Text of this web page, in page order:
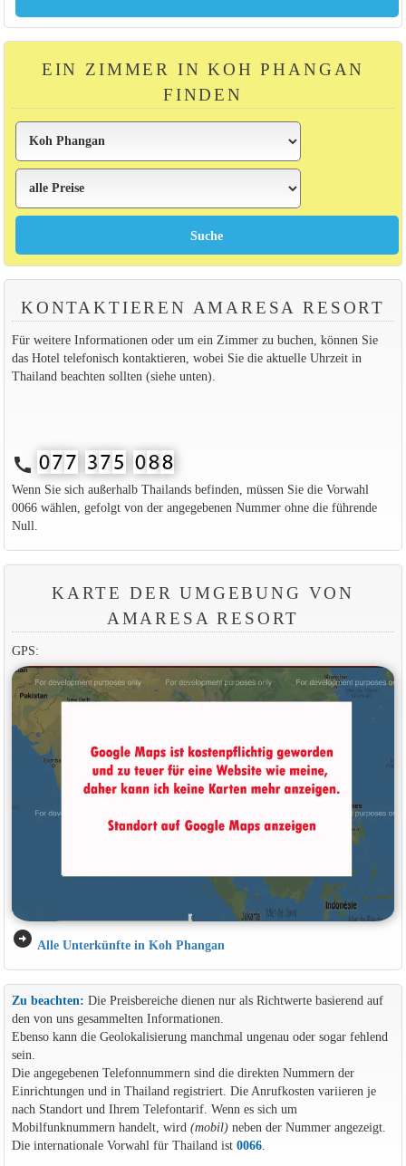
EIN ZIMMER IN KOH PHANGAN
FINDEN
KONTAKTIEREN AMARESA RESORT
Für weitere Informationen oder um ein Zimmer zu buchen, können Sie
das Hotel telefonisch kontaktieren, wobei Sie die aktuelle Uhrzeit in
Thailand beachten sollten (siehe unten).
call
Wenn Sie sich außerhalb Thailands befinden, müssen Sie die Vorwahl
0066 wählen, gefolgt von der angegebenen Nummer ohne die führende
Null.
KARTE DER UMGEBUNG VON
AMARESA RESORT
GPS:
arrow_circle_right Alle Unterkünfte in Koh Phangan
Zu beachten: Die Preisbereiche dienen nur als Richtwerte basierend auf
den von uns gesammelten Informationen.
Ebenso kann die Geolokalisierung manchmal ungenau oder sogar fehlend
sein.
Die angegebenen Telefonnummern sind die direkten Nummern der
Einrichtungen und in Thailand registriert. Die Anrufkosten variieren je
nach Standort und Ihrem Telefontarif. Wenn es sich um
Mobilfunknummern handelt, wird (mobil)neben der Nummer angezeigt.
Die internationale Vorwahl für Thailand ist 0066.